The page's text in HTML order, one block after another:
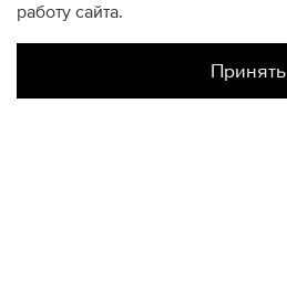
работу сайта.
Принять